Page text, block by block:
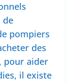
de
pompiers
des
pour aider
il existe